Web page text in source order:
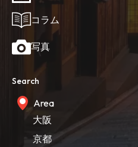
コラム
写真
Search
Area
大阪
京都